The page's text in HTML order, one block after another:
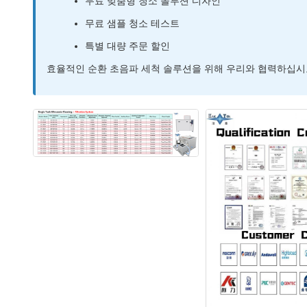
무료 샘플 청소 테스트
특별 대량 주문 할인
효율적인 순환 초음파 세척 솔루션을 위해 우리와 협력하십